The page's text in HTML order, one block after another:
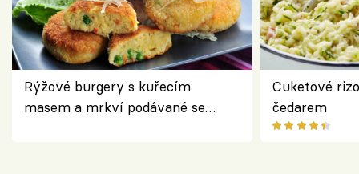
Rýžové burgery s kuřecím
masem a mrkví podávané se
Cuketové
čedarem